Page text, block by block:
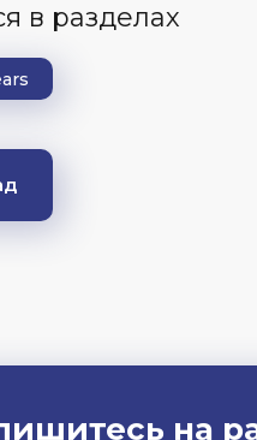
в разделах
на